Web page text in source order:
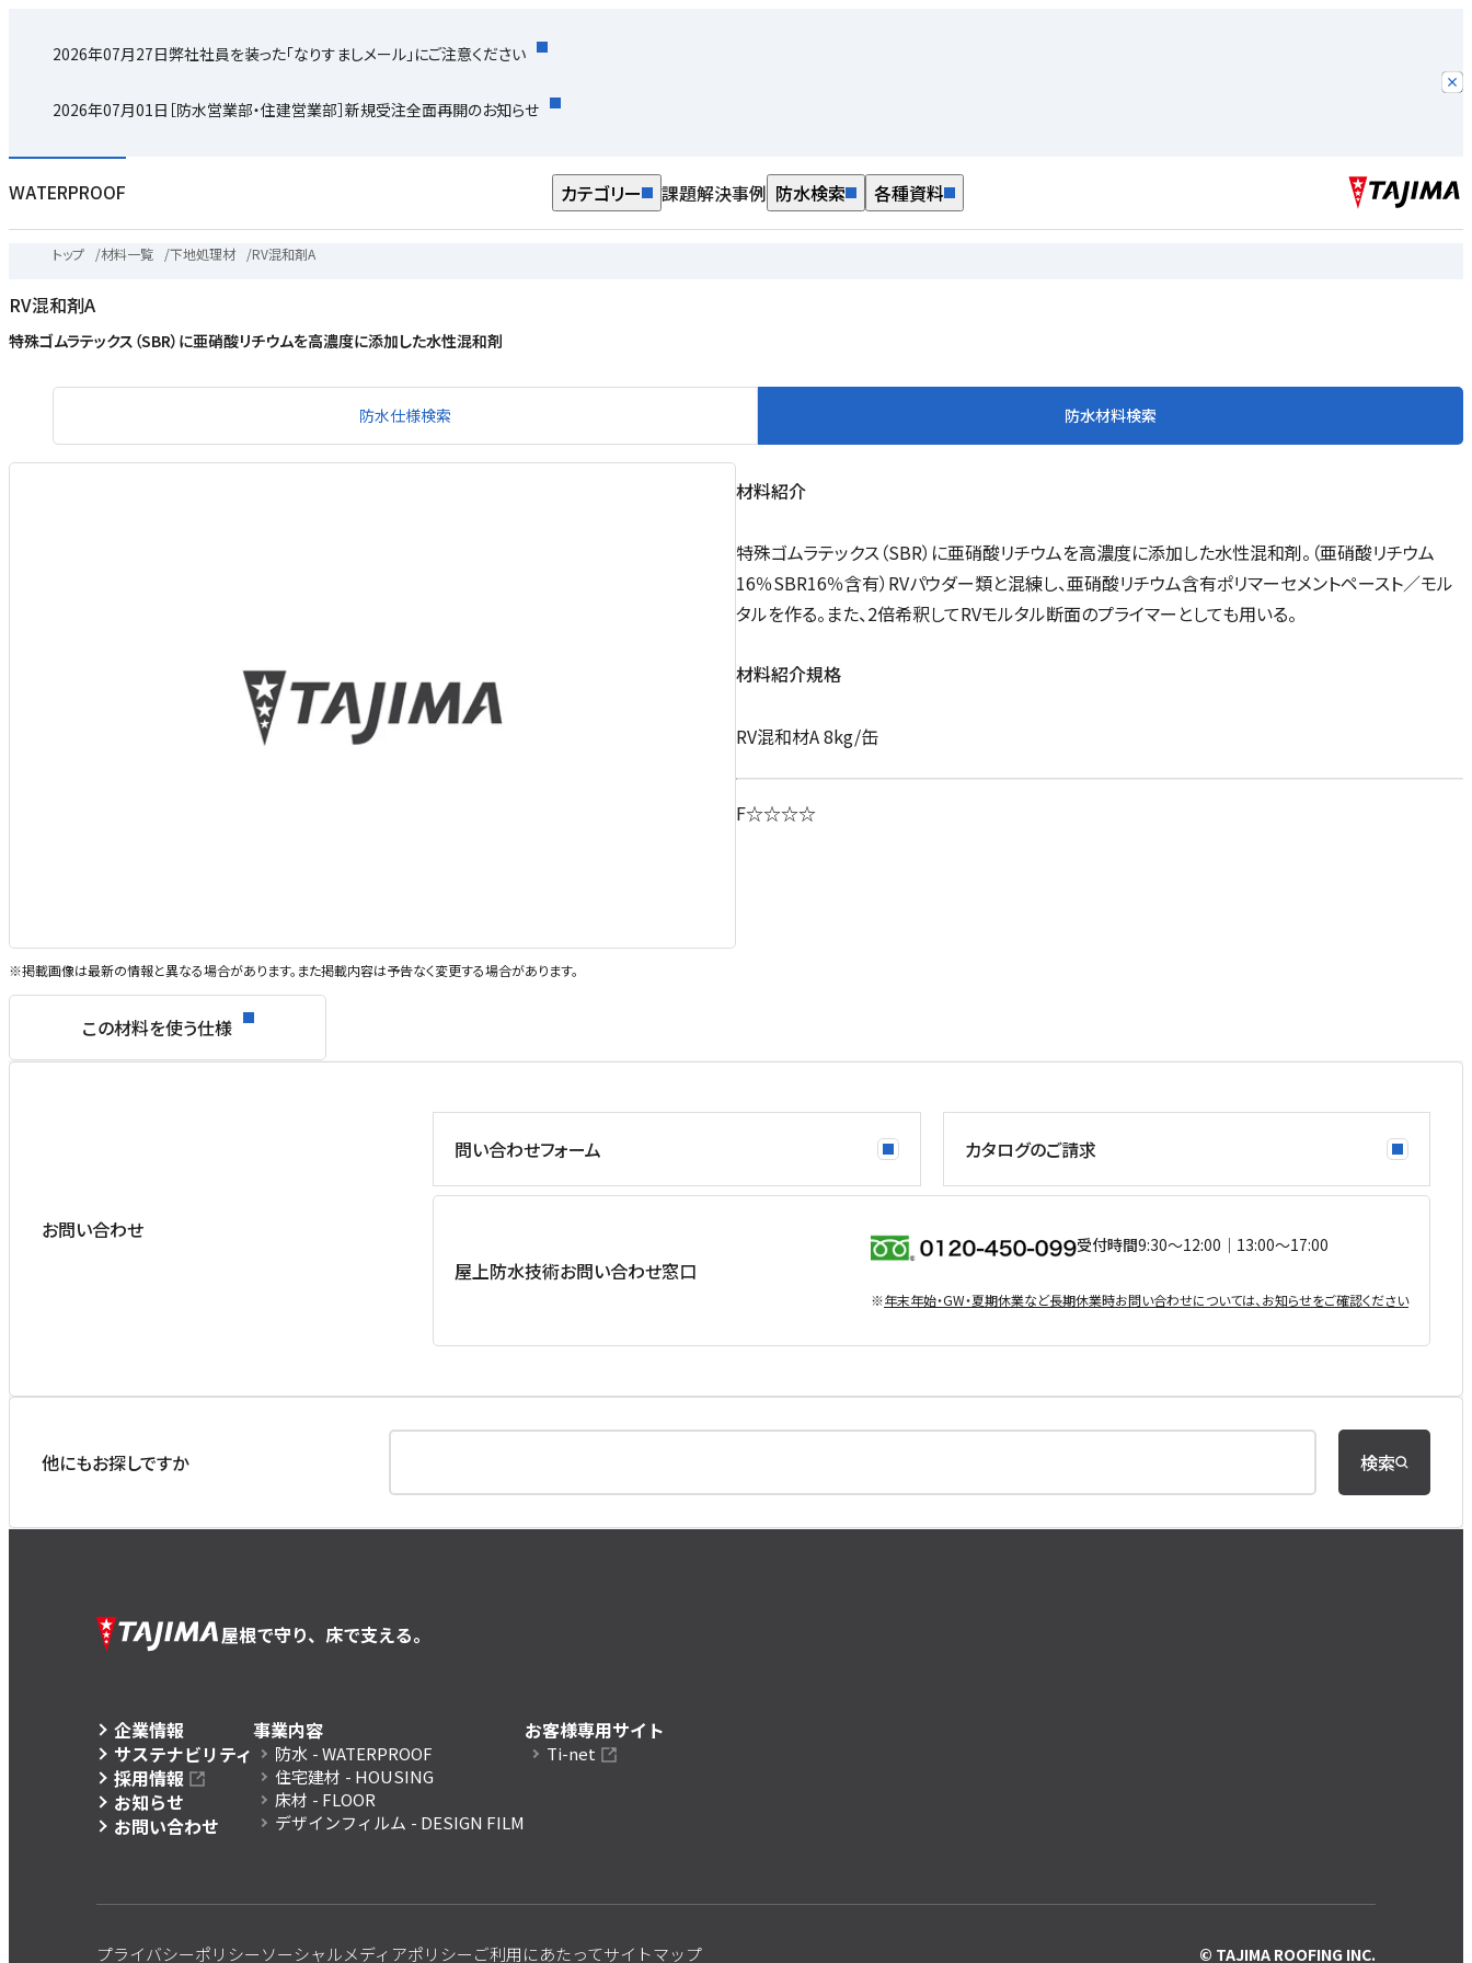
2026年07月27日弊社社員を装った「なりすましメール」にご注意ください
2026年07月01日 ［防水営業部・住建営業部］新規受注全面再開のお知らせ
WATERPROOF カテゴリー 課題解決事例 防水検索 各種資料
トップ /材料一覧 /下地処理材 /RV混和剤A
RV混和剤A
特殊ゴムラテックス（SBR）に亜硝酸リチウムを高濃度に添加した水性混和剤
防水仕様検索 防水材料検索
※掲載画像は最新の情報と異なる場合があります。また掲載内容は予告なく変更する場合があります。
この材料を使う仕様
材料紹介
特殊ゴムラテックス（SBR）に亜硝酸リチウムを高濃度に添加した水性混和剤。（亜硝酸リチウム
16％SBR16％含有）RVパウダー類と混練し、亜硝酸リチウム含有ポリマーセメントペースト／モル
タルを作る。また、2倍希釈してRVモルタル断面のプライマーとしても用いる。
材料紹介規格
RV混和材A 8kg/缶
F☆☆☆☆
お問い合わせ
問い合わせフォーム カタログのご請求
屋上防水技術お問い合わせ窓口
受付時間9:30〜12:00｜13:00〜17:00
※年末年始・GW・夏期休業など⻑期休業時お問い合わせについては、お知らせをご確認ください
他にもお探しですか 検索
屋根で守り、床で支える。
企業情報
サステナビリティ
採用情報
お知らせ
お問い合わせ
事業内容
防水 - WATERPROOF
住宅建材 - HOUSING
床材 - FLOOR
デザインフィルム - DESIGN FILM
お客様専用サイト
Ti-net
プライバシーポリシーソーシャルメディアポリシーご利用にあたってサイトマップ © TAJIMA ROOFING INC.